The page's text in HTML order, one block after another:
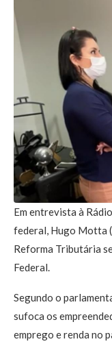
Em entrevista à
federal, Hugo Motta
Reforma Tributária
Federal.
Segundo o
sufoca os
emprego e renda no